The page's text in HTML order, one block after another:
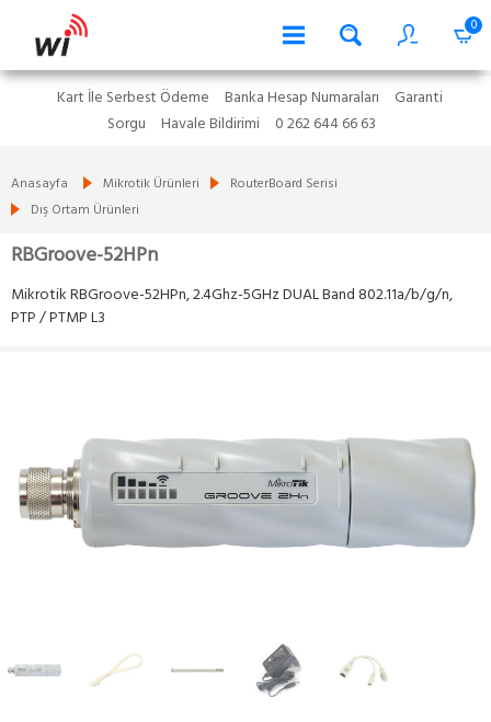
0
Kart İle Serbest Ödeme Banka Hesap Numaraları
Garanti
Sorgu
Havale Bildirimi 0 262 644 66 63
Anasayfa Mikrotik Ürünleri
RouterBoard Serisi
Dış Ortam Ürünleri
RBGroove-52HPn
Mikrotik RBGroove-52HPn, 2.4Ghz-5GHz DUAL Band 802.11a/b/g/n,
PTP / PTMP L3